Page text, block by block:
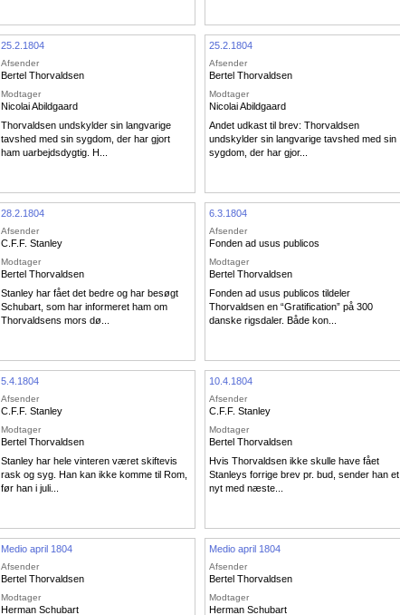
25.2.1804
Afsender
Bertel Thorvaldsen
Modtager
Nicolai Abildgaard
Thorvaldsen undskylder sin langvarige
tavshed med sin sygdom, der har gjort
ham uarbejdsdygtig. H...
25.2.1804
Afsender
Bertel Thorvaldsen
Modtager
Nicolai Abildgaard
Andet udkast til brev: Thorvaldsen
undskylder sin langvarige tavshed med sin
sygdom, der har gjor...
28.2.1804
Afsender
C.F.F. Stanley
Modtager
Bertel Thorvaldsen
Stanley har fået det bedre og har besøgt
Schubart, som har informeret ham om
Thorvaldsens mors dø...
6.3.1804
Afsender
Fonden ad usus publicos
Modtager
Bertel Thorvaldsen
Fonden ad usus publicos tildeler
Thorvaldsen en “Gratification” på 300
danske rigsdaler. Både kon...
5.4.1804
Afsender
C.F.F. Stanley
Modtager
Bertel Thorvaldsen
Stanley har hele vinteren været skiftevis
rask og syg. Han kan ikke komme til Rom,
før han i juli...
10.4.1804
Afsender
C.F.F. Stanley
Modtager
Bertel Thorvaldsen
Hvis Thorvaldsen ikke skulle have fået
Stanleys forrige brev pr. bud, sender han et
nyt med næste...
Medio april 1804
Afsender
Bertel Thorvaldsen
Modtager
Herman Schubart
Medio april 1804
Afsender
Bertel Thorvaldsen
Modtager
Herman Schubart